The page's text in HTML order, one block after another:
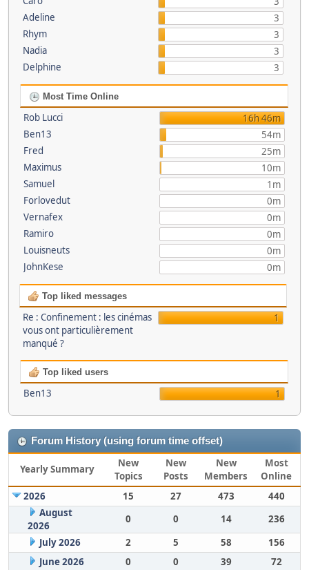
Adeline
3
Rhym
3
Nadia
3
Delphine
3
Most Time Online
Rob Lucci
16h 46m
Ben13
54m
Fred
25m
Maximus
10m
Samuel
1m
Forlovedut
0m
Vernafex
0m
Ramiro
0m
Louisneuts
0m
JohnKese
0m
Top liked messages
Re : Confinement : les cinémas
vous ont particulièrement
manqué ?
1
Top liked users
Ben13 1
Forum History (using forum time offset)
Yearly Summary
New
Topics
New
Posts
New
Members
Most
Online
2026
15 27 473
440
August
2026
0 0 14
236
July 2026
2 5 58
156
June 2026
0 0 39
72